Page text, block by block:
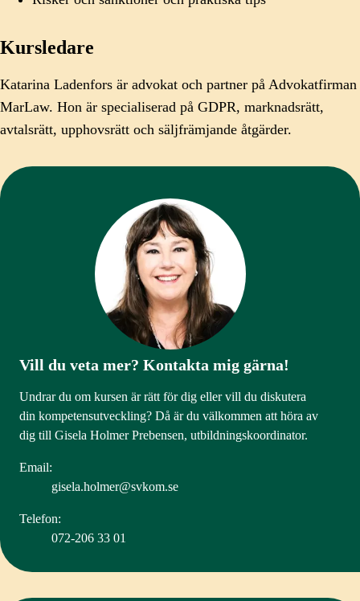
Kursledare
Katarina Ladenfors är advokat och partner på Advokatfirman
MarLaw. Hon är specialiserad på GDPR, marknadsrätt,
avtalsrätt, upphovsrätt och säljfrämjande åtgärder.
Vill du veta mer? Kontakta mig gärna!
Undrar du om kursen är rätt för dig eller vill du diskutera
din kompetensutveckling? Då är du välkommen att höra av
dig till Gisela Holmer Prebensen, utbildningskoordinator.
Email:
gisela.holmer@svkom.se
Telefon:
072-206 33 01